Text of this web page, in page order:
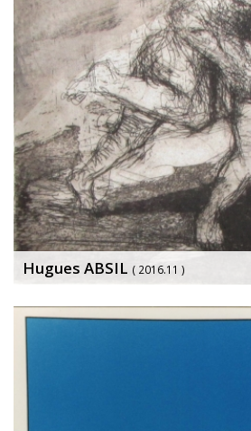
Hugues ABSIL ( 2016.11 )